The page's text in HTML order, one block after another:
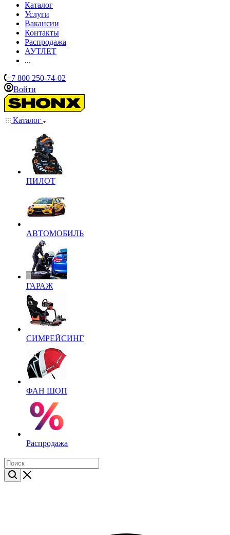
Каталог
Услуги
Вакансии
Контакты
Распродажа
АУТЛЕТ
...
+7 800 250-74-02
Войти
Каталог
ПИЛОТ
АВТОМОБИЛЬ
ГАРАЖ
СИМРЕЙСИНГ
ФАН ШОП
Распродажа